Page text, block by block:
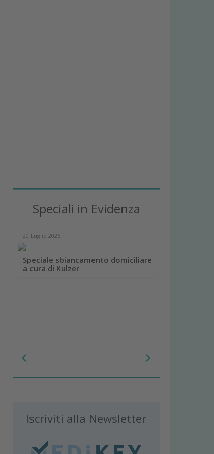
Speciali in Evidenza
20 Luglio 2026
Speciale sbiancamento domiciliare
a cura di Kulzer
Iscriviti alla Newsletter